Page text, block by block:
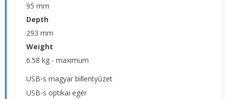
95 mm
Depth
293 mm
Weight
6.58 kg - maximum
USB-s magyar billentyűzet
USB-s optikai egér